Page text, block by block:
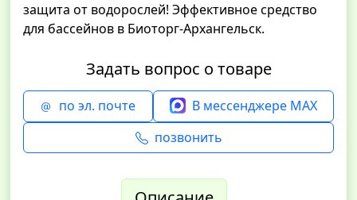
защита от водорослей! Эффективное средство
для бассейнов в Биоторг-Архангельск.
Задать вопрос о товаре
по эл. почте
В мессенджере MAX
позвонить